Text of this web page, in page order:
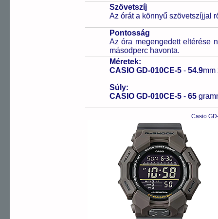
Szövetszíj
Az órát a könnyű szövetszíjjal
Pontosság
Az óra megengedett eltérése
másodperc havonta.
Méretek:
CASIO GD-010CE-5 - 54.9
Súly:
CASIO GD-010CE-5 - 65
Casio